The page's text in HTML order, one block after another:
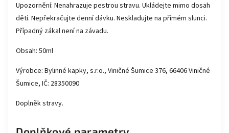
Upozornění: Nenahrazuje pestrou stravu. Ukládejte mimo dosah
dětí. Nepřekračujte denní dávku. Neskladujte na přímém slunci.
Případný zákal není na závadu.
Obsah: 50ml
Výrobce: Bylinné kapky, s.r.o., Viničné Šumice 376, 66406 Viničné
Šumice, IČ: 28350090
Doplněk stravy.